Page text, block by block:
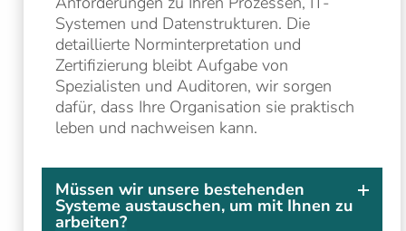
Systemen und Datenstrukturen. Die
detaillierte Norminterpretation und
Zertifizierung bleibt Aufgabe von
Spezialisten und Auditoren, wir sorgen
dafür, dass Ihre Organisation sie praktisch
leben und nachweisen kann.
Müssen wir unsere bestehenden
Systeme austauschen, um mit Ihnen zu
arbeiten?